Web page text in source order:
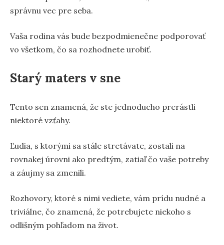
správnu vec pre seba.
Vaša rodina vás bude bezpodmienečne podporovať
vo všetkom, čo sa rozhodnete urobiť.
Starý maters v sne
Tento sen znamená, že ste jednoducho prerástli
niektoré vzťahy.
Ľudia, s ktorými sa stále stretávate, zostali na
rovnakej úrovni ako predtým, zatiaľ čo vaše potreby
a záujmy sa zmenili.
Rozhovory, ktoré s nimi vediete, vám prídu nudné a
triviálne, čo znamená, že potrebujete niekoho s
odlišným pohľadom na život.